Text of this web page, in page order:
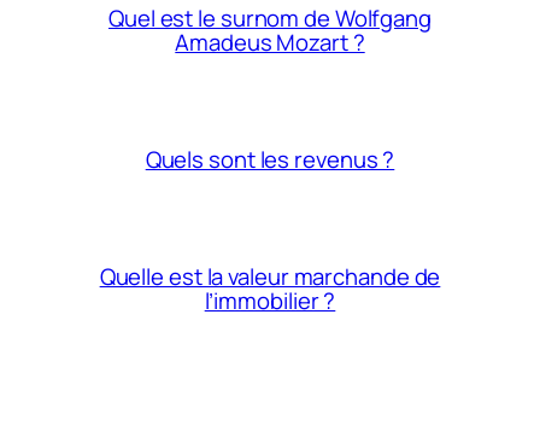
Quel est le surnom de Wolfgang
Amadeus Mozart ?
Quels sont les revenus ?
Quelle est la valeur marchande de
l’immobilier ?